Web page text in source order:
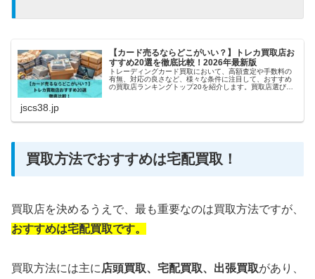
【カード売るならどこがいい？】トレカ買取店お
すすめ20選を徹底比較！2026年最新版
トレーディングカード買取において、高額査定や手数料の
有無、対応の良さなど、様々な条件に注目して、おすすめ
の買取店ランキングトップ20を紹介します。買取店選びで
jscs38.jp
買取方法でおすすめは宅配買取！
買取店を決めるうえで、最も重要なのは買取方法ですが、
おすすめは宅配買取です。
買取方法には主に店頭買取、 宅配買取、出張買取があり、